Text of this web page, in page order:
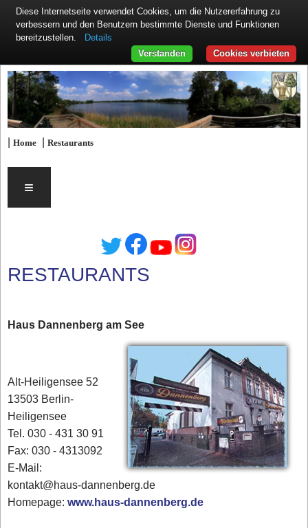
|Home |Restaurants
≡
RESTAURANTS
Haus Dannenberg am See
Alt-Heiligensee 52
13503 Berlin-
Heiligensee
Tel. 030 - 431 30 91‎
Fax: 030 - 4313092
E-Mail:
kontakt@haus-dannenberg.de
Homepage:www.haus-dannenberg.de
Diese Internetseite verwendet Cookies, um die Nutzererfahrung zu
verbessern und den Benutzern bestimmte Dienste und Funktionen
bereitzustellen.
Details
Cookies verbieten
Verstanden